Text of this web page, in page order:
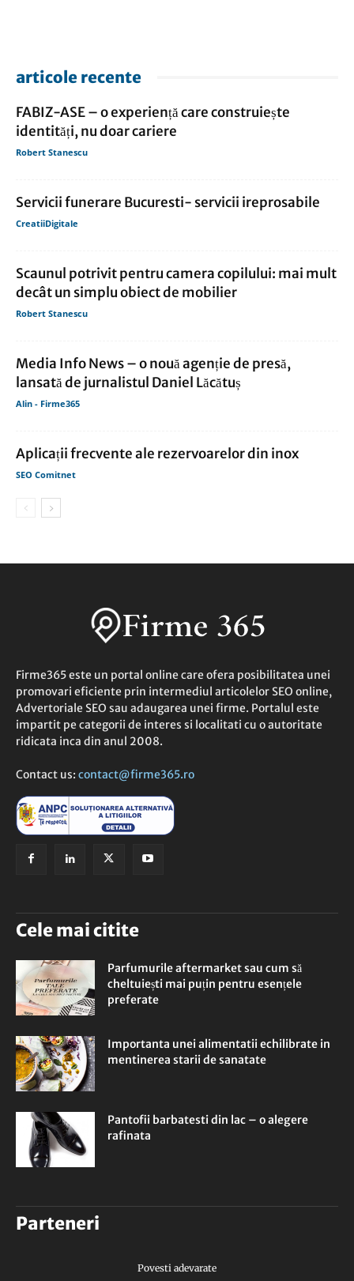
articole recente
FABIZ-ASE – o experiență care construiește
identități, nu doar cariere
Robert Stanescu
Servicii funerare Bucuresti- servicii ireprosabile
CreatiiDigitale
Scaunul potrivit pentru camera copilului: mai mult
decât un simplu obiect de mobilier
Robert Stanescu
Media Info News – o nouă agenție de presă,
lansată de jurnalistul Daniel Lăcătuș
Alin - Firme365
Aplicații frecvente ale rezervoarelor din inox
SEO Comitnet
Firme365 este un portal online care ofera posibilitatea unei
promovari eficiente prin intermediul articolelor SEO online,
Advertoriale SEO sau adaugarea unei firme. Portalul este
impartit pe categorii de interes si localitati cu o autoritate
ridicata inca din anul 2008.
Contact us: contact@firme365.ro
Cele mai citite
Parfumurile aftermarket sau cum să
cheltuiești mai puțin pentru esențele
preferate
Importanta unei alimentatii echilibrate in
mentinerea starii de sanatate
Pantofii barbatesti din lac – o alegere
rafinata
Parteneri
Povesti adevarate